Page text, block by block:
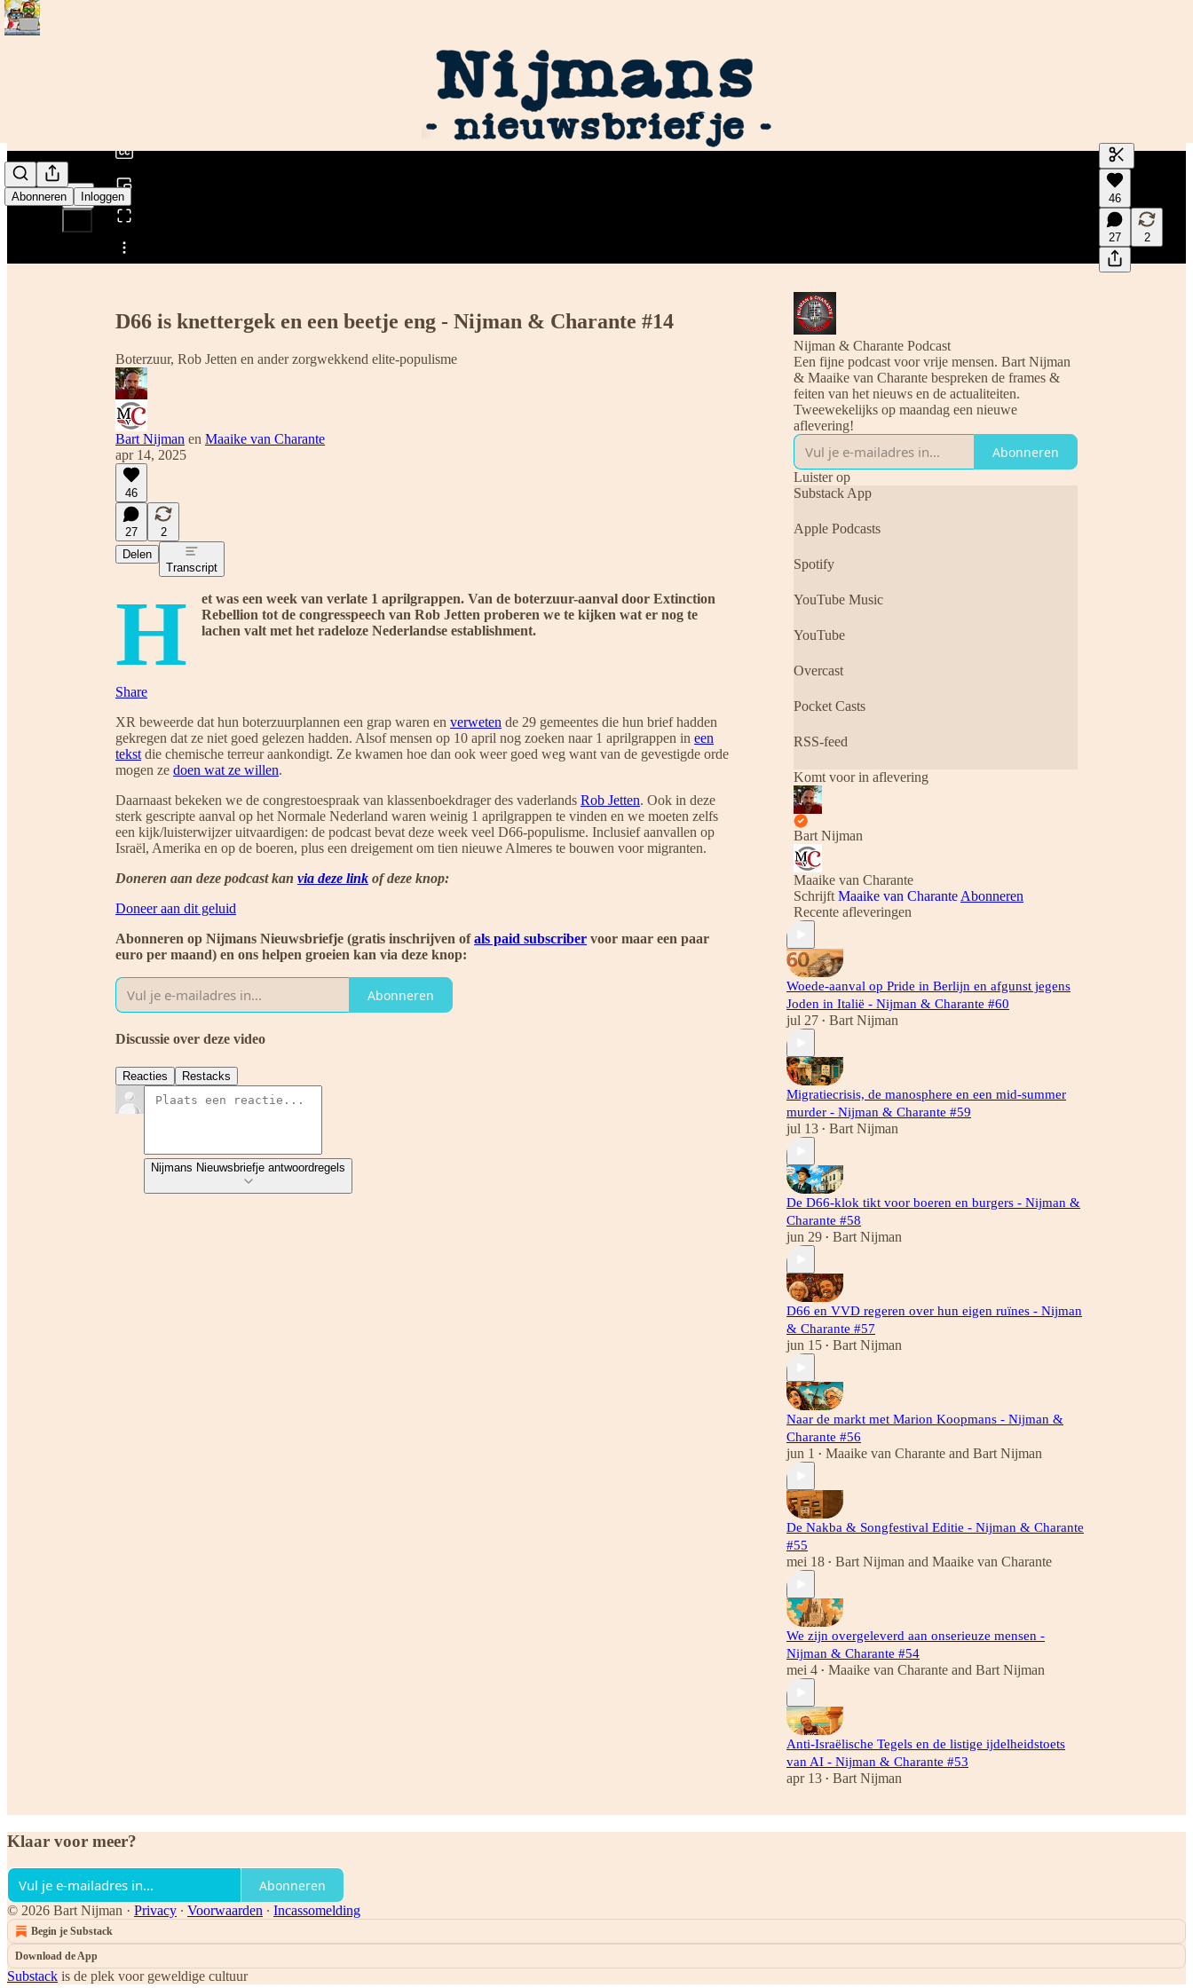
Abonneren Inloggen
Delen van0:00
Genereer
Een
en bewerken
46
27 2
D66 is knettergek en een beetje eng - Nijman & Charante #14
Boterzuur, Rob Jetten en ander zorgwekkend elite-populisme
Bart Nijman en Maaike van Charante
apr 14, 2025
46
27
2
Delen
Transcript
H
et was een week van verlate 1 aprilgrappen. Van de boterzuur-aanval door Extinction
Rebellion tot de congresspeech van Rob Jetten proberen we te kijken wat er nog te
lachen valt met het radeloze Nederlandse establishment.
Share
XR beweerde dat hun boterzuurplannen een grap waren en verweten de 29 gemeentes die hun brief hadden
gekregen dat ze niet goed gelezen hadden. Alsof mensen op 10 april nog zoeken naar 1 aprilgrappen in een
tekst die chemische terreur aankondigt. Ze kwamen hoe dan ook weer goed weg want van de gevestigde orde
mogen ze doen wat ze willen.
Daarnaast bekeken we de congrestoespraak van klassenboekdrager des vaderlands Rob Jetten. Ook in deze
sterk gescripte aanval op het Normale Nederland waren weinig 1 aprilgrappen te vinden en we moeten zelfs
een kijk/luisterwijzer uitvaardigen: de podcast bevat deze week veel D66-populisme. Inclusief aanvallen op
Israël, Amerika en op de boeren, plus een dreigement om tien nieuwe Almeres te bouwen voor migranten.
Doneren aan deze podcast kan via deze link of deze knop:
Doneer aan dit geluid
Abonneren op Nijmans Nieuwsbriefje (gratis inschrijven ofals paid subscriber voor maar een paar
euro per maand) en ons helpen groeien kan via deze knop:
Abonneren
Discussie over deze video
Reacties Restacks
Nijmans Nieuwsbriefje antwoordregels
Nijman & Charante Podcast
Een fijne podcast voor vrije mensen. Bart Nijman
& Maaike van Charante bespreken de frames &
feiten van het nieuws en de actualiteiten.
Tweewekelijks op maandag een nieuwe
aflevering!
Abonneren
Luister op
Substack App
Apple Podcasts
Spotify
YouTube Music
YouTube
Overcast
Pocket Casts
RSS-feed
Komt voor in aflevering
Bart Nijman
Maaike van Charante
Schrijft Maaike van Charante Abonneren
Recente afleveringen
Woede-aanval op Pride in Berlijn en afgunst jegens
Joden in Italië - Nijman & Charante #60
jul 27 • Bart Nijman
Migratiecrisis, de manosphere en een mid-summer
murder - Nijman & Charante #59
jul 13 • Bart Nijman
De D66-klok tikt voor boeren en burgers - Nijman &
Charante #58
jun 29 • Bart Nijman
D66 en VVD regeren over hun eigen ruïnes - Nijman
& Charante #57
jun 15 • Bart Nijman
Naar de markt met Marion Koopmans - Nijman &
Charante #56
jun 1 • Maaike van Charante and Bart Nijman
De Nakba & Songfestival Editie - Nijman & Charante
#55
mei 18 • Bart Nijman and Maaike van Charante
We zijn overgeleverd aan onserieuze mensen -
Nijman & Charante #54
mei 4 • Maaike van Charante and Bart Nijman
Anti-Israëlische Tegels en de listige ijdelheidstoets
van AI - Nijman & Charante #53
apr 13 • Bart Nijman
Klaar voor meer?
Abonneren
© 2026 Bart Nijman · Privacy ∙ Voorwaarden ∙ Incassomelding
Begin je Substack
Download de App
Substack is de plek voor geweldige cultuur